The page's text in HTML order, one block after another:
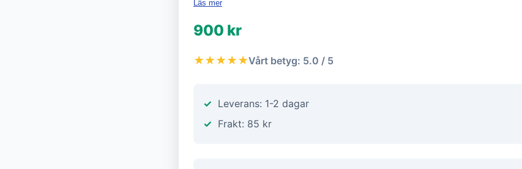
Läs mer
900 kr
★★★★★Vårt betyg: 5.0 / 5
Leverans: 1-2 dagar
Frakt: 85 kr